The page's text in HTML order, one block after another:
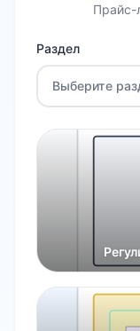
Прайс-
Раздел
Выберите